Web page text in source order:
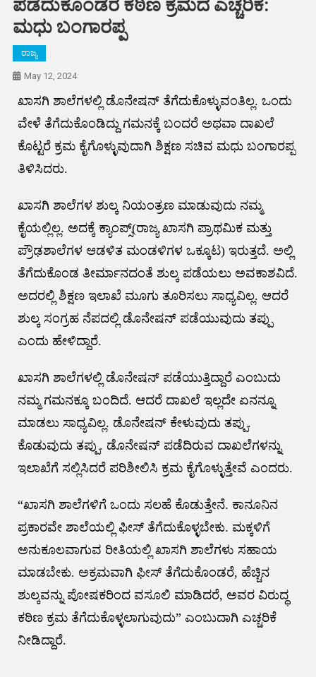
ಪಡೆದುಕೊಂಡರೆ ಕಠಿಣ ಕ್ರಮದ ಎಚ್ಚರಿಕೆ:
ಮಧು ಬಂಗಾರಪ್ಪ
ರಾಜ್ಯ
May 12, 2024
ಖಾಸಗಿ ಶಾಲೆಗಳಲ್ಲಿ ಡೊನೇಷನ್ ತೆಗೆದುಕೊಳ್ಳುವಂತಿಲ್ಲ. ಒಂದು
ವೇಳೆ ತೆಗೆದುಕೊಂಡಿದ್ದು ಗಮನಕ್ಕೆ ಬಂದರೆ ಅಥವಾ ದಾಖಲೆ
ಕೊಟ್ಟರೆ ಕ್ರಮ ಕೈಗೊಳ್ಳುವುದಾಗಿ ಶಿಕ್ಷಣ ಸಚಿವ ಮಧು ಬಂಗಾರಪ್ಪ
ತಿಳಿಸಿದರು.
ಖಾಸಗಿ ಶಾಲೆಗಳ ಶುಲ್ಕ ನಿಯಂತ್ರಣ ಮಾಡುವುದು ನಮ್ಮ
ಕೈಯಲ್ಲಿಲ್ಲ. ಅದಕ್ಕೆ ಕ್ಯಾಂಪ್ಸ್(ರಾಜ್ಯ ಖಾಸಗಿ ಪ್ರಾಥಮಿಕ ಮತ್ತು
ಪ್ರೌಢಶಾಲೆಗಳ ಆಡಳಿತ ಮಂಡಳಿಗಳ ಒಕ್ಕೂಟ) ಇರುತ್ತದೆ. ಅಲ್ಲಿ
ತೆಗೆದುಕೊಂಡ ತೀರ್ಮಾನದಂತೆ ಶುಲ್ಕ ಪಡೆಯಲು ಅವಕಾಶವಿದೆ.
ಅದರಲ್ಲಿ ಶಿಕ್ಷಣ ಇಲಾಖೆ ಮೂಗು ತೂರಿಸಲು ಸಾಧ್ಯವಿಲ್ಲ. ಆದರೆ
ಶುಲ್ಕ ಸಂಗ್ರಹ ನೆಪದಲ್ಲಿ ಡೊನೇಷನ್ ಪಡೆಯುವುದು ತಪ್ಪು
ಎಂದು ಹೇಳಿದ್ದಾರೆ.
ಖಾಸಗಿ ಶಾಲೆಗಳಲ್ಲಿ ಡೊನೇಷನ್ ಪಡೆಯುತ್ತಿದ್ದಾರೆ ಎಂಬುದು
ನಮ್ಮ ಗಮನಕ್ಕೂ ಬಂದಿದೆ. ಆದರೆ ದಾಖಲೆ ಇಲ್ಲದೇ ಏನನ್ನೂ
ಮಾಡಲು ಸಾಧ್ಯವಿಲ್ಲ. ಡೊನೇಷನ್ ಕೇಳುವುದು ತಪ್ಪು.
ಕೊಡುವುದು ತಪ್ಪು. ಡೊನೇಷನ್ ಪಡೆದಿರುವ ದಾಖಲೆಗಳನ್ನು
ಇಲಾಖೆಗೆ ಸಲ್ಲಿಸಿದರೆ ಪರಿಶೀಲಿಸಿ ಕ್ರಮ ಕೈಗೊಳ್ಳುತ್ತೇವೆ ಎಂದರು.
“ಖಾಸಗಿ ಶಾಲೆಗಳಿಗೆ ಒಂದು ಸಲಹೆ ಕೊಡುತ್ತೇನೆ. ಕಾನೂನಿನ
ಪ್ರಕಾರವೇ ಶಾಲೆಯಲ್ಲಿ ಫೀಸ್‌ ತೆಗೆದುಕೊಳ್ಳಬೇಕು. ಮಕ್ಕಳಿಗೆ
ಅನುಕೂಲವಾಗುವ ರೀತಿಯಲ್ಲಿ ಖಾಸಗಿ ಶಾಲೆಗಳು ಸಹಾಯ
ಮಾಡಬೇಕು. ಅಕ್ರಮವಾಗಿ ಫೀಸ್‌ ತೆಗೆದುಕೊಂಡರೆ, ಹೆಚ್ಚಿನ
ಶುಲ್ಕವನ್ನು ಪೋಷಕರಿಂದ ವಸೂಲಿ ಮಾಡಿದರೆ, ಅವರ ವಿರುದ್ಧ
ಕಠಿಣ ಕ್ರಮ ತೆಗೆದುಕೊಳ್ಳಲಾಗುವುದು” ಎಂಬುದಾಗಿ ಎಚ್ಚರಿಕೆ
ನೀಡಿದ್ದಾರೆ.